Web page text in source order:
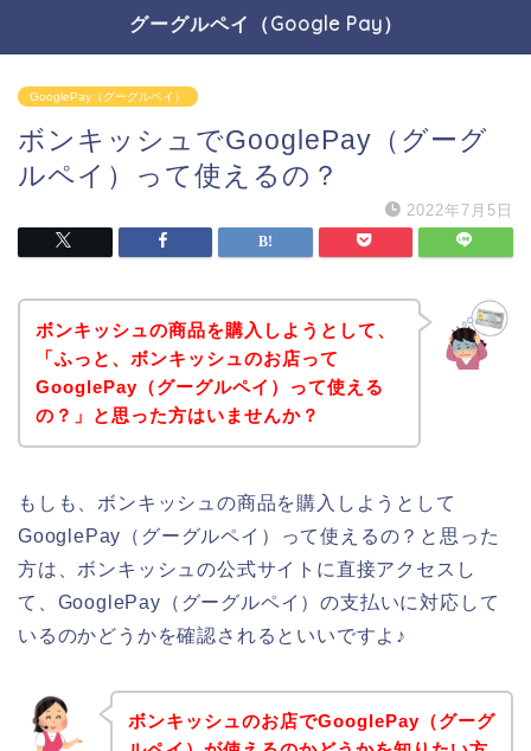
グーグルペイ（Google Pay）
GooglePay（グーグルペイ）
ボンキッシュでGooglePay（グーグ
ルペイ）って使えるの？
2022年7月5日
ボンキッシュの商品を購入しようとして、
「ふっと、ボンキッシュのお店って
GooglePay（グーグルペイ）って使える
の？」と思った方はいませんか？
もしも、ボンキッシュの商品を購入しようとして
GooglePay（グーグルペイ）って使えるの？と思った
方は、ボンキッシュの公式サイトに直接アクセスし
て、GooglePay（グーグルペイ）の支払いに対応して
いるのかどうかを確認されるといいですよ♪
ボンキッシュのお店でGooglePay（グーグ